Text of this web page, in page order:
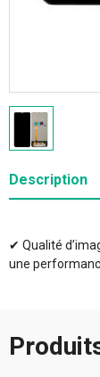
Description
✔ Qualité
une